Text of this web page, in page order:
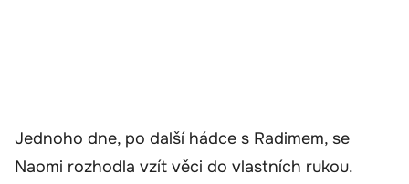
Jednoho dne, po další hádce s Radimem, se
Naomi rozhodla vzít věci do vlastních rukou.